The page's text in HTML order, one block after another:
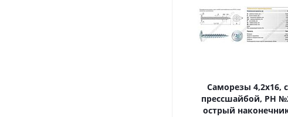
Саморезы 4,2х16, с
прессшайбой, PH
острый наконечник,